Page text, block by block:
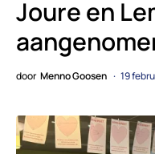
Joure en
door Menno Goosen 19